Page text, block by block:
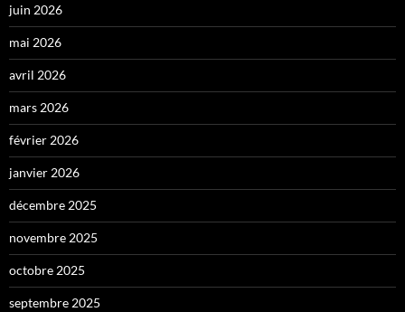
juin 2026
mai 2026
avril 2026
mars 2026
février 2026
janvier 2026
décembre 2025
novembre 2025
octobre 2025
septembre 2025